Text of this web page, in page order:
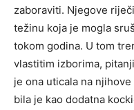
zaboraviti. Njegove
težinu koja je mogla
tokom godina. U tom
vlastitim izborima,
je ona uticala na
bila je kao dodatna